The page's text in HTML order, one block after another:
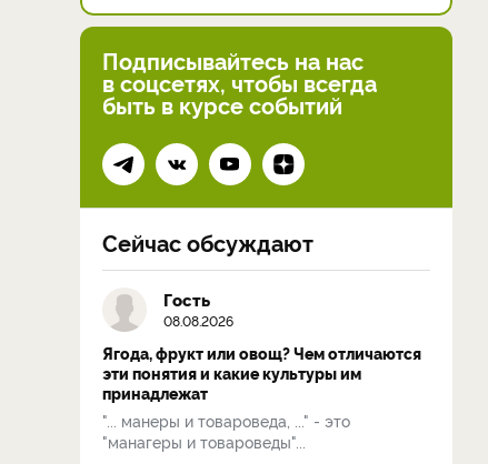
Подписывайтесь на нас
в соцсетях, чтобы всегда
быть в курсе событий
Сейчас обсуждают
Гость
08.08.2026
Ягода, фрукт или овощ? Чем отличаются
эти понятия и какие культуры им
принадлежат
"... манеры и товароведа, ..." - это
"манагеры и товароведы"...